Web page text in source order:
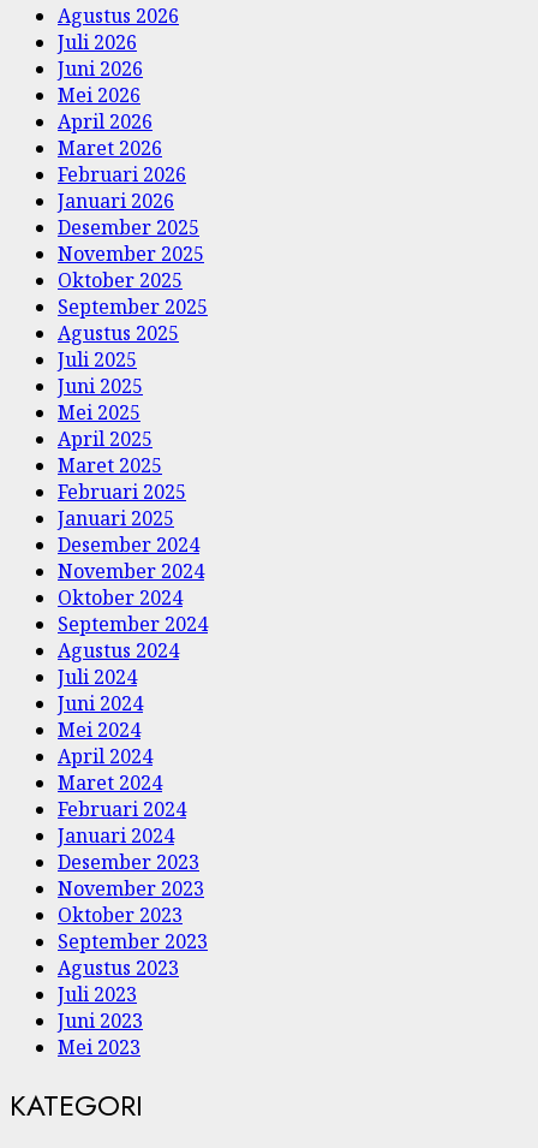
Agustus 2026
Juli 2026
Juni 2026
Mei 2026
April 2026
Maret 2026
Februari 2026
Januari 2026
Desember 2025
November 2025
Oktober 2025
September 2025
Agustus 2025
Juli 2025
Juni 2025
Mei 2025
April 2025
Maret 2025
Februari 2025
Januari 2025
Desember 2024
November 2024
Oktober 2024
September 2024
Agustus 2024
Juli 2024
Juni 2024
Mei 2024
April 2024
Maret 2024
Februari 2024
Januari 2024
Desember 2023
November 2023
Oktober 2023
September 2023
Agustus 2023
Juli 2023
Juni 2023
Mei 2023
KATEGORI